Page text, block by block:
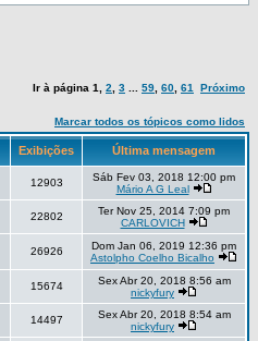
Ir à página 1 2 3 59 60 61 Próximo
Marcar todos os tópicos como lidos
Exibições Última mensagem
12903
Sáb Fev 03, 2018 12:00 pm
Mário A G Leal
22802
Ter Nov 25, 2014 7:09 pm
CARLOVICH
26926
Dom Jan 06, 2019 12:36 pm
Astolpho Coelho Bicalho
15674
Sex Abr 20, 2018 8:56 am
nickyfury
14497
Sex Abr 20, 2018 8:54 am
nickyfury